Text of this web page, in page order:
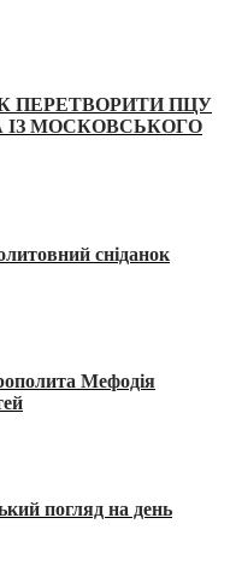
ПЕРЕТВОРИТИ ПЦУ
ІЗ МОСКОВСЬКОГО
сніданок
Мефодія
погляд на день